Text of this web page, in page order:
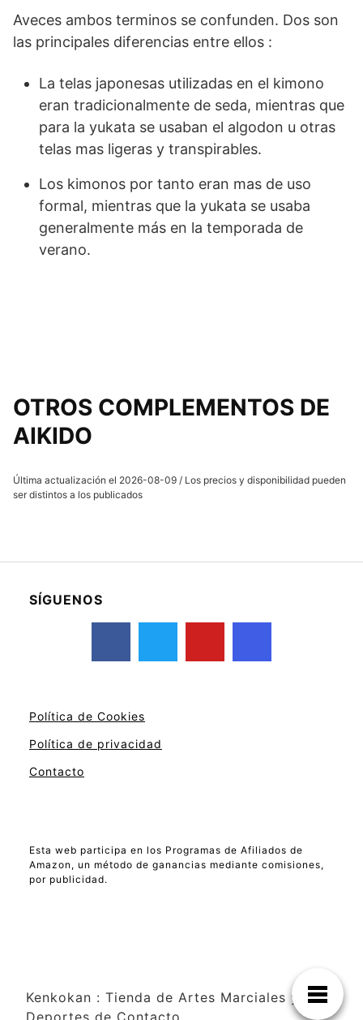
Aveces ambos terminos se confunden. Dos son
las principales diferencias entre ellos :
La telas japonesas utilizadas en el kimono
eran tradicionalmente de seda, mientras que
para la yukata se usaban el algodon u otras
telas mas ligeras y transpirables.
Los kimonos por tanto eran mas de uso
formal, mientras que la yukata se usaba
generalmente más en la temporada de
verano.
OTROS COMPLEMENTOS DE
AIKIDO
Última actualización el 2026-08-09 / Los precios y disponibilidad pueden
ser distintos a los publicados
SÍGUENOS
Política de Cookies
Política de privacidad
Contacto
Esta web participa en los Programas de Afiliados de
Amazon, un método de ganancias mediante comisiones,
por publicidad.
Kenkokan : Tienda de Artes Marciales y
Deportes de Contacto